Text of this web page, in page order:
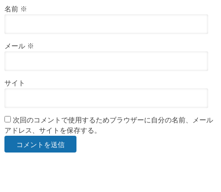
名前 ※
メール ※
サイト
次回のコメントで使用するためブラウザーに自分の名前、メール
アドレス、サイトを保存する。